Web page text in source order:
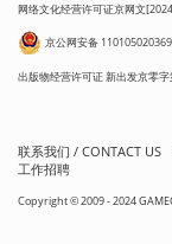
网络文化经营许可证京网文
京公网安备
出版物经营许可证 新出发京零
联系我们 / CONTACT US
工作招聘
Copyright © 2009 - 2024